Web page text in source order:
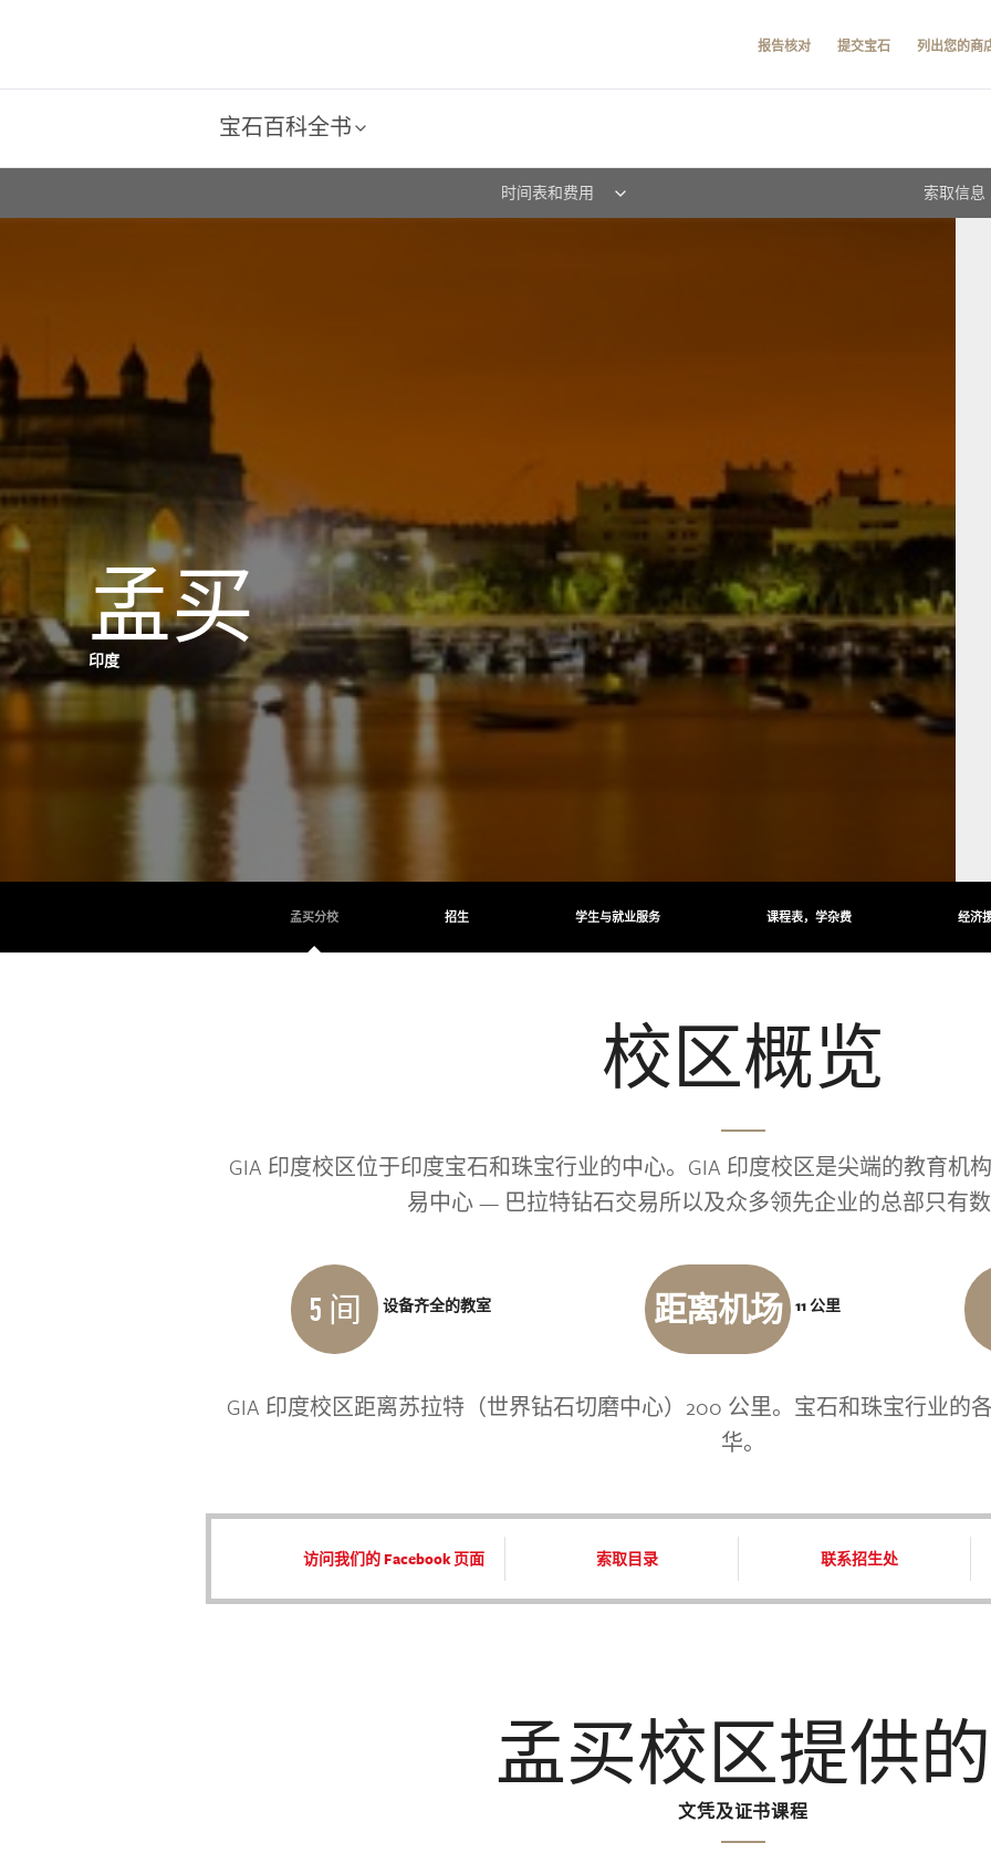
报告核对 提交宝石 列出您的商
宝石百科全书
时间表和费用 索取信息
孟买
印度
孟买分校 招生 学生与就业服务 课程表，学杂费 经济
校区概览
GIA 印度校区位于印度宝石和珠宝行业的中心。GIA 印度校区是尖端的教育机
易中心 — 巴拉特钻石交易所以及众多领先企业的总部只有
5 间 设备齐全的教室 距离机场 11 公里
GIA 印度校区距离苏拉特（世界钻石切磨中心）200 公里。宝石和珠宝行业的
华。
访问我们的 Facebook 页面 索取目录 联系招生处
孟买校区提供的
文凭及证书课程